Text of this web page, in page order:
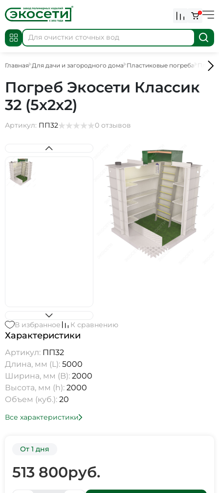
0
Главная Для дачи и загородного дома Пластиковые погреба
Погреб Экосети Классик
32 (5х2х2)
Артикул: ПП32 0 отзывов
В избранное К сравнению
Характеристики
Артикул: ПП32
Длина, мм (L): 5000
Ширина, мм (B): 2000
Высота, мм (h): 2000
Объем (куб.): 20
Все характеристики
От 1 дня
513 800руб.